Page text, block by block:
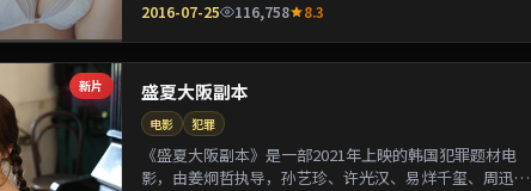
2016-07-25 116,758 8.3
新片 盛夏大阪副本
电影 犯罪
《盛夏大阪副本》是一部2021年上映的韩国犯罪题材电
影，由姜炯哲执导，孙艺珍、许光汉、易烊千玺、周迅等